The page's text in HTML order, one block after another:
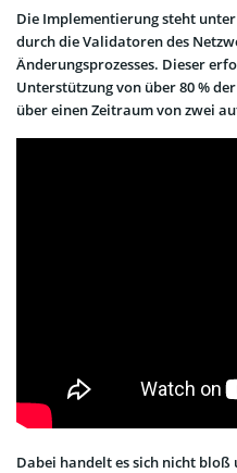
Die Implementierung steht
durch die Validatoren des
Änderungsprozesses. Dieser
Unterstützung von über 80 %
über einen Zeitraum von zwei
Dabei handelt es sich nicht bloß